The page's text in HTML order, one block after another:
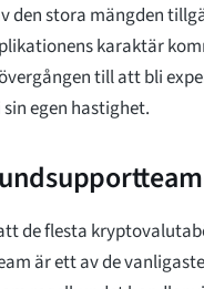
den stora mängden
karaktär
till att bli
egen hastighet.
de flesta
är ett av de